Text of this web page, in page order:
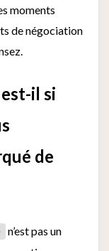
moments
de négociation
il si
de
n’est pas un